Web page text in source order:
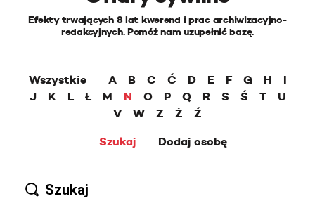
Efekty trwających 8 lat kwerend i prac archiwizacyjno-
redakcyjnych. Pomóż nam uzupełnić bazę.
Wszystkie A B C Ć D E F G H
I
J
K L Ł M N O P Q R S Ś T
U
V
W Z Ż
Ź
Szukaj
Dodaj osobę